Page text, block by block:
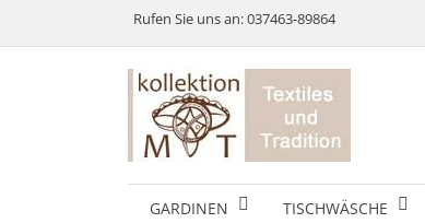
Rufen Sie uns an:037463-89864
GARDINEN TISCHWÄSCHE